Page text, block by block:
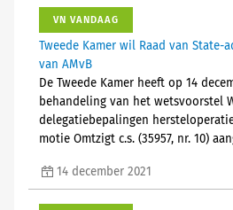
VN VANDAAG
Tweede Kamer wil Raad van State-
van AMvB
De Tweede Kamer heeft op 14
behandeling van het wetsvoorstel
delegatiebepalingen
motie Omtzigt c.s. (35957, nr. 10)
14 december 2021